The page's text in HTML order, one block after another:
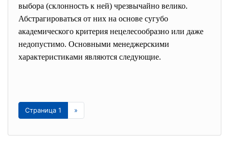
выбора (склонность к ней) чрезвычайно велико.
Абстрагироваться от них на основе сугубо
академического критерия нецелесообразно или даже
недопустимо. Основными менеджерскими
характеристиками являются следующие.
Страница 1 »